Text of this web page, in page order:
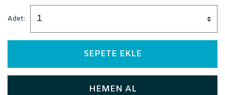
Adet:
SEPETE EKLE
HEMEN AL